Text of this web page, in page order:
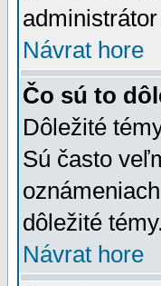
Návrat hore
Čo sú to
Dôležité
Sú často
dôležité témy.
Návrat hore